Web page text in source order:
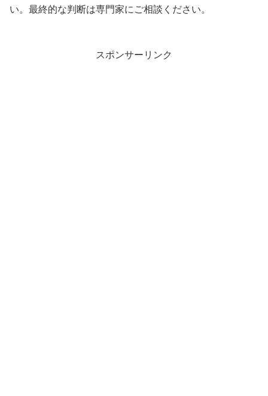
い。最終的な判断は専門家にご相談ください。
スポンサーリンク